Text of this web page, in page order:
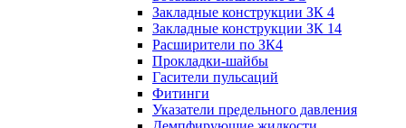
Закладные конструкции ЗК 4
Закладные конструкции ЗК 14
Расширители по ЗК4
Прокладки-шайбы
Гасители пульсаций
Фитинги
Указатели предельного давления